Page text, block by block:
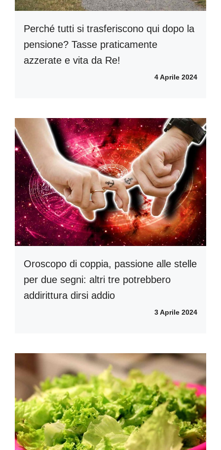
Perché tutti si trasferiscono qui dopo la
pensione? Tasse praticamente
azzerate e vita da Re!
4 Aprile 2024
Oroscopo di coppia, passione alle stelle
per due segni: altri tre potrebbero
addirittura dirsi addio
3 Aprile 2024